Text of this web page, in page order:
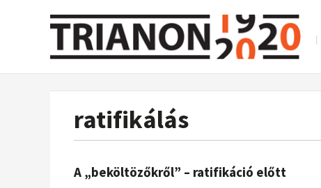
ratifikálás
A „beköltözőkről” – ratifikáció előtt